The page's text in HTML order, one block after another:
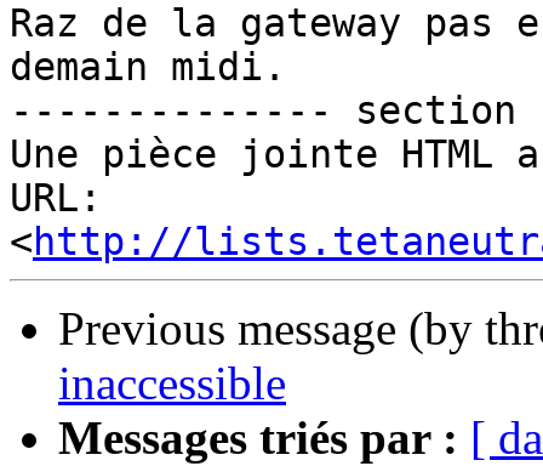
Raz de la gateway pas
demain midi.
-------------- section
Une pièce jointe
URL:
<http://
Previous message (by
inaccessible
Messages triés par : [